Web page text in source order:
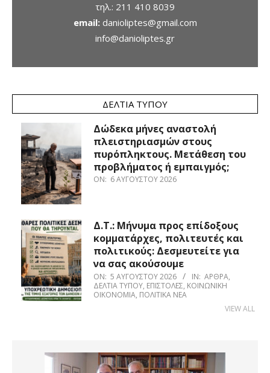
τηλ.: 211 410 8039
email: danioliptes@gmail.com
info@danioliptes.gr
ΔΕΛΤΊΑ ΤΎΠΟΥ
Δώδεκα μήνες αναστολή
πλειστηριασμών στους
πυρόπληκτους. Μετάθεση του
προβλήματος ή εμπαιγμός;
ON: 6 ΑΥΓΟΎΣΤΟΥ 2026
Δ.Τ.: Μήνυμα προς επίδοξους
κομματάρχες, πολιτευτές και
πολιτικούς: Δεσμευτείτε για
να σας ακούσουμε
ON: 5 ΑΥΓΟΎΣΤΟΥ 2026 IN: ΆΡΘΡΑ,
ΔΕΛΤΊΑ ΤΎΠΟΥ, ΕΠΙΣΤΟΛΈΣ, ΚΟΙΝΩΝΙΚΉ
ΟΙΚΟΝΟΜΊΑ, ΠΟΛΙΤΙΚΆ ΝΈΑ
VIEW ALL